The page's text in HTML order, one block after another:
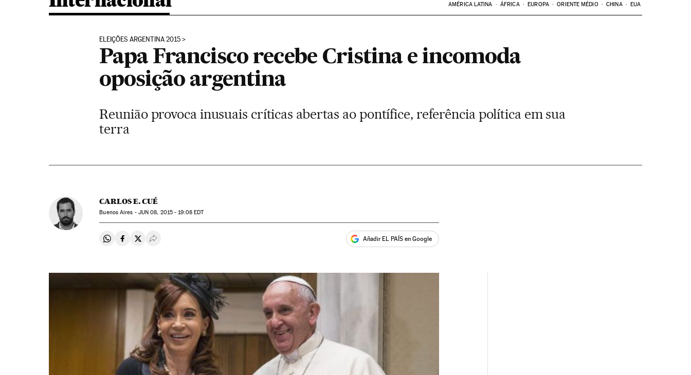
AMÉRICA LATINA ÁFRICA EUROPA ORIENTE MÉDIO CHINA EUA
ELEIÇÕES ARGENTINA 2015
Papa Francisco recebe Cristina e incomoda
oposição argentina
Reunião provoca inusuais críticas abertas ao pontífice, referência política em sua
terra
CARLOS E. CUÉ
Buenos Aires - JUN 08, 2015 - 19:08EDT
Compartir en Whatsapp
Compartir en Facebook
Compartir en Twitter
Desplegar Redes Sociales Añadir EL PAÍS en Google